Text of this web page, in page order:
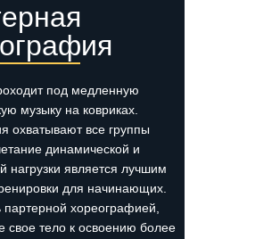
под медленную
музыку на ковриках.
охватывают все группы
динамической и
нагрузки является лучшим
для начинающих.
хореографией,
свое тело к освоению более